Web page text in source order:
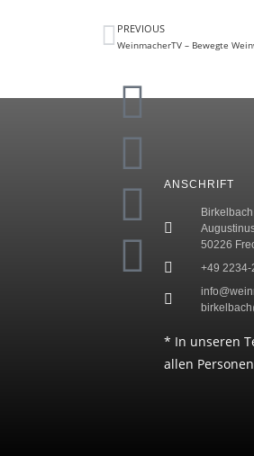
PREVIOUS
WeinmacherTV – Bewegte
ANSCHRIFT
50226
+49 2234-
* In unseren
allen